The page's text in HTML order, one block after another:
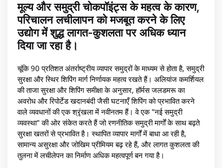
मूल्य और समुद्री चोकपॉइंट्स के महत्व के कारण,
परिचालन लचीलापन को मजबूत करने के लिए
उद्योग में शुद्ध लागत-कुशलता पर अधिक ध्यान
दिया जा रहा है।
चूंकि 90 प्रतिशत अंतर्राष्ट्रीय व्यापार समुद्रों के माध्यम से होता है, समुद्री
सुरक्षा और स्थिर शिपिंग मार्ग निर्णायक महत्व रखते हैं। अलियांज कमर्शियल
की ताजा सुरक्षा और शिपिंग समीक्षा के अनुसार, हॉर्मस जलडमरू का
अवरोध और रिपोर्टेड खदानबंदी जैसी घटनाएँ शिपिंग को प्रभावित करने
वाले व्यवधानों की एक श्रृंखला में नवीनतम हैं। वे एक "नई समुद्री
व्यवस्था" की ओर संकेत करते हैं जो रणनीतिक समुद्री मार्गों के साथ बढ़ते
सुरक्षा खतरों से प्रभावित है। स्थापित व्यापार मार्गों में बाधा आ रही है,
सामान्य असुरक्षा और जोखिम प्रीमियम बढ़ रहे हैं, और लागत कुशलता की
तुलना में लचीलेपन का निर्माण अधिक महत्वपूर्ण बन गया है।